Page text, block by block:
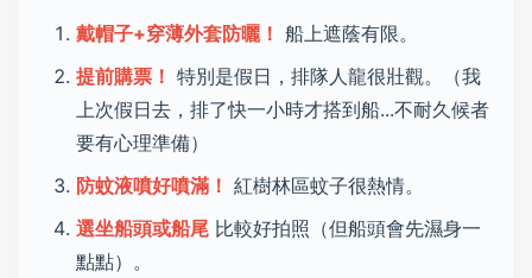
戴帽子+穿薄外套防曬！ 船上遮蔭有限。
提前購票！ 特別是假日，排隊人龍很壯觀。（我
上次假日去，排了快一小時才搭到船...不耐久候者
要有心理準備）
防蚊液噴好噴滿！ 紅樹林區蚊子很熱情。
選坐船頭或船尾 比較好拍照（但船頭會先濕身一
點點）。